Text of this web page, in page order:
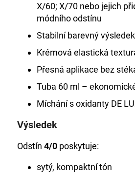
X/60; X/70 nebo jejich
módního odstínu
Stabilní barevný výsledek
Krémová elastická
Přesná aplikace bez
Tuba 60 ml –
Míchání s oxidanty DE
Výsledek
Odstín 4/0 poskytuje:
sytý, kompaktní tón